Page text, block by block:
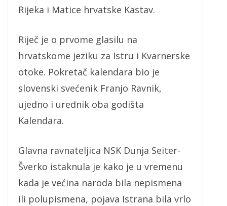
Rijeka i Matice hrvatske Kastav.
Riječ je o prvome glasilu na
hrvatskome jeziku za Istru i Kvarnerske
otoke. Pokretač kalendara bio je
slovenski svećenik Franjo Ravnik,
ujedno i urednik oba godišta
Kalendara.
Glavna ravnateljica NSK Dunja Seiter-
Šverko istaknula je kako je u vremenu
kada je većina naroda bila nepismena
ili polupismena, pojava Istrana bila vrlo